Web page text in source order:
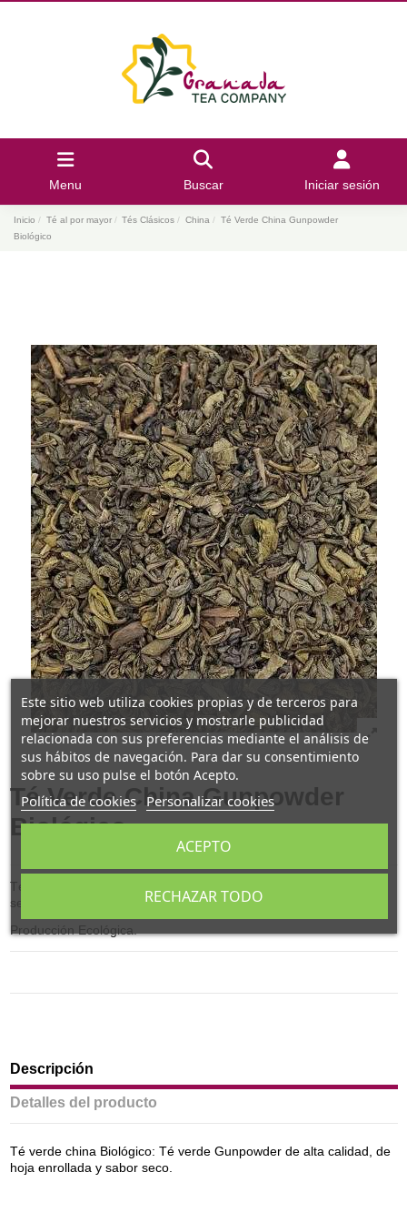
Menu Buscar Iniciar sesión
Inicio Té al por mayor Tés Clásicos China
Té Verde China Gunpowder
Biológico
Té Verde China Gunpowder
Biológico
Té verde Gunpowder de alta calidad, de hoja enrollada y sabor
seco.
Producción Ecológica.
Descripción
Detalles del producto
Té verde china Biológico: Té verde Gunpowder de alta calidad, de
hoja enrollada y sabor seco.
Este sitio web utiliza cookies propias y de terceros para
mejorar nuestros servicios y mostrarle publicidad
relacionada con sus preferencias mediante el análisis de
sus hábitos de navegación. Para dar su consentimiento
sobre su uso pulse el botón Acepto.
Política de cookies Personalizar cookies
RECHAZAR TODO
ACEPTO